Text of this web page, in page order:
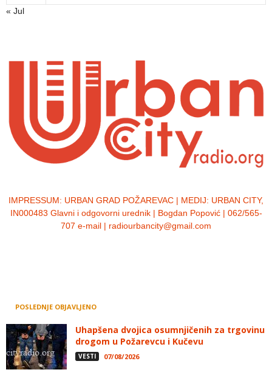
« Jul
IMPRESSUM: URBAN GRAD POŽAREVAC | MEDIJ: URBAN CITY,
IN000483 Glavni i odgovorni urednik | Bogdan Popović | 062/565-
707 e-mail | radiourbancity@gmail.com
POSLEDNJE OBJAVLJENO
Uhapšena dvojica osumnjičenih za trgovinu
drogom u Požarevcu i Kučevu
VESTI 07/08/2026